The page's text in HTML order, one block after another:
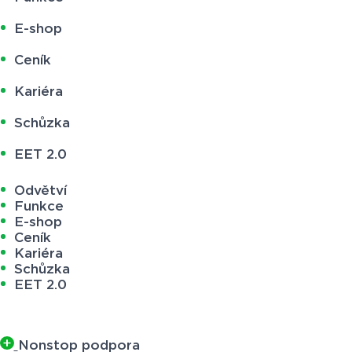
E-shop
Ceník
Kariéra
Schůzka
EET 2.0
Odvětví
Funkce
E-shop
Ceník
Kariéra
Schůzka
EET 2.0
Nonstop podpora